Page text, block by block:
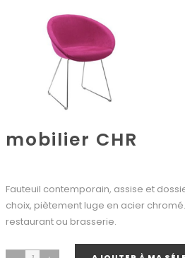
mobilier CHR
Fauteuil contemporain, assise et
choix, piètement luge en acier
restaurant ou brasserie.